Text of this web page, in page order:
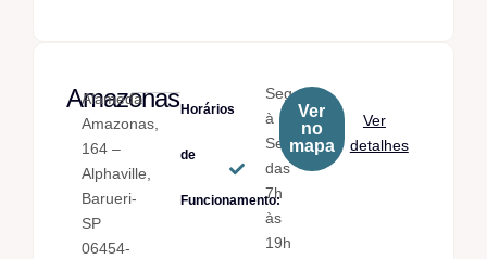
Amazonas
Alameda
Amazonas,
164 –
Alphaville,
Barueri-
SP
06454-
Horários
de
Funcionamento:
Seg.
à
Sex.
das
7h
às
19h
Ver
no
mapa
Ver
detalhes